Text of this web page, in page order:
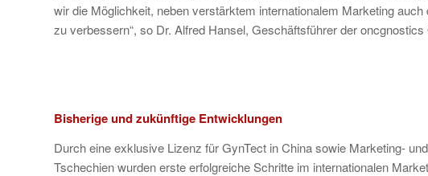
wir die Möglichkeit, neben verstärktem internationalem Marketing
zu verbessern“, so Dr. Alfred Hansel, Geschäftsführer der oncgnostics
Bisherige und zukünftige Entwicklungen
Durch eine exklusive Lizenz für GynTect in China sowie Marketing-
Tschechien wurden erste erfolgreiche Schritte im internationalen